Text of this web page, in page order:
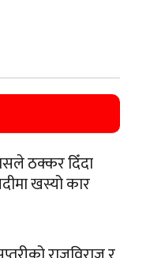
ठक्कर दिँदा
खस्यो कार